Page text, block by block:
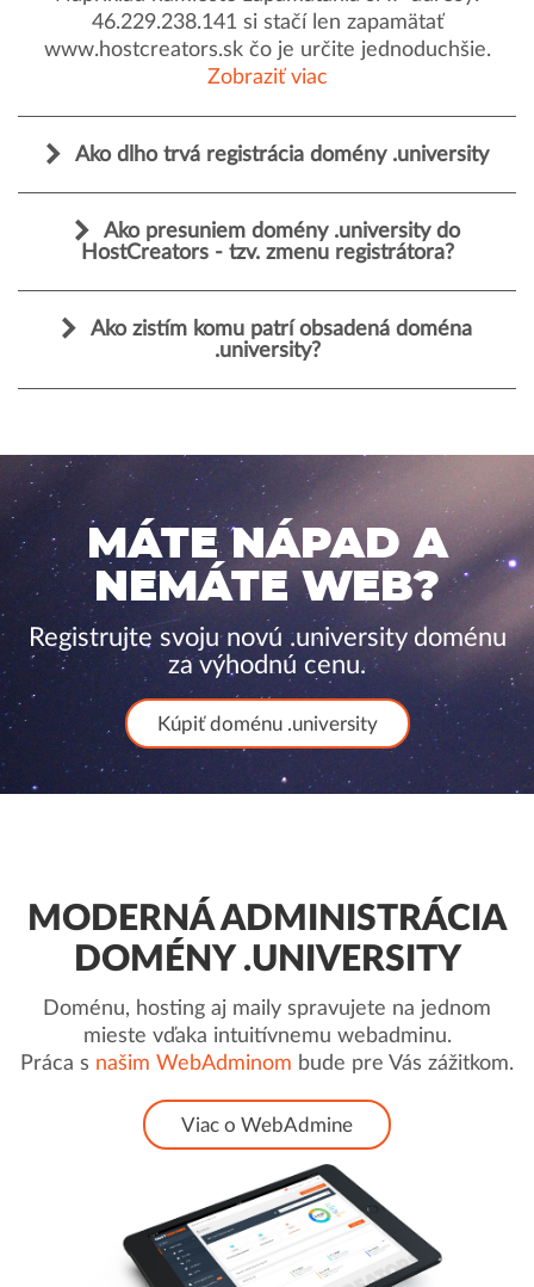
46.229.238.141 si stačí len zapamätať
www.hostcreators.sk čo je určite jednoduchšie.
Zobraziť viac
Ako dlho trvá registrácia domény .university
Ako presuniem domény .university do
HostCreators - tzv. zmenu registrátora?
Ako zistím komu patrí obsadená doména
.university?
MÁTE NÁPAD A
NEMÁTE WEB?
Registrujte svoju novú .university doménu
za výhodnú cenu.
Kúpiť doménu .university
MODERNÁ ADMINISTRÁCIA
DOMÉNY .UNIVERSITY
Doménu, hosting aj maily spravujete na jednom
mieste vďaka intuitívnemu webadminu.
Práca s našim WebAdminom bude pre Vás zážitkom.
Viac o WebAdmine